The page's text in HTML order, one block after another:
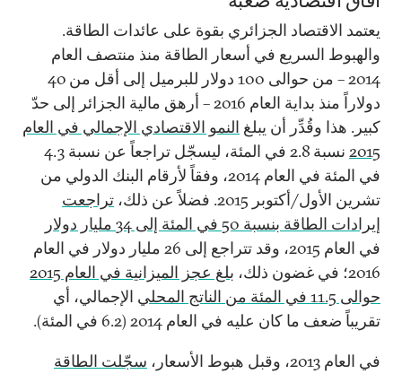
يعتمد الاقتصاد الجزائري بقوة على عائدات الطاقة.
والهبوط السريع في أسعار الطاقة منذ منتصف العام
2014 – من حوالى 100 دولار للبرميل إلى أقل من 40
دولاراً منذ بداية العام 2016 – أرهق مالية الجزائر إلى حدّ
كبير. هذا وقُدِّر أن يبلغ النمو الاقتصادي الإجمالي في العام
2015
نسبة 2.8 في المئة، ليسجّل تراجعاً عن نسبة 4.3
في المئة في العام 2014، وفقاً لأرقام البنك الدولي من
تشرين الأول/أكتوبر 2015. فضلاً عن ذلك،
تراجعت
إيرادات الطاقة بنسبة 50 في المئة إلى 34 مليار دولار
في العام 2015، وقد تتراجع إلى 26 مليار دولار في العام
2016؛ في غضون ذلك،
بلغ عجز الميزانية في العام 2015
حوالى 11.5 في المئة من الناتج المحلي
الإجمالي، أي
تقريباً ضعف ما كان عليه في العام 2014 (6.2 في المئة).
في العام 2013، وقبل هبوط الأسعار،
سجّلت الطاقة